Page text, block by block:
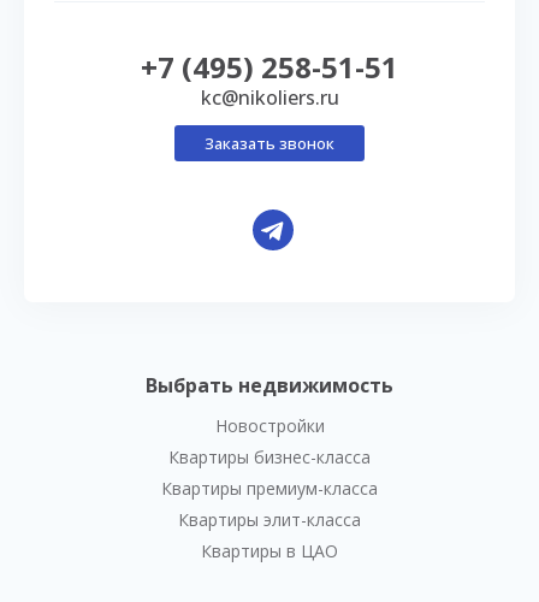
Выбрать недвижимость
Новостройки
Квартиры бизнес-класса
Квартиры премиум-класса
Квартиры элит-класса
Квартиры в ЦАО
+7 (495) 258-51-51
kc@nikoliers.ru
Заказать звонок